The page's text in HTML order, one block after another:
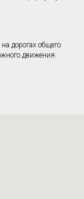
дорогах общего
движения.